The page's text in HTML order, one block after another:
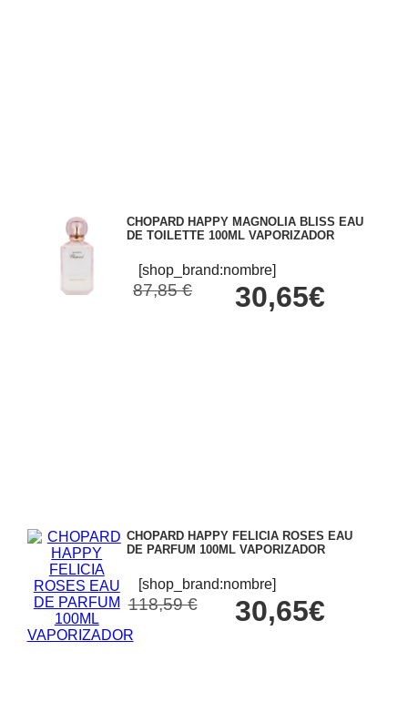
CHOPARD HAPPY MAGNOLIA BLISS EAU
DE TOILETTE 100ML VAPORIZADOR
[shop_brand:nombre]
87,85 € 30,65€
CHOPARD HAPPY FELICIA ROSES EAU
DE PARFUM 100ML VAPORIZADOR
[shop_brand:nombre]
118,59 € 30,65€